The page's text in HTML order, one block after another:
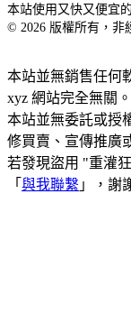
本站使用又快又便宜
© 2026 版權所有，非
本站並無銷售任何
xyz 網站完全無關。
本站並無委託或授
修買賣、宣傳推廣
若發現盜用 "重灌
「 與我聯繫 」，謝